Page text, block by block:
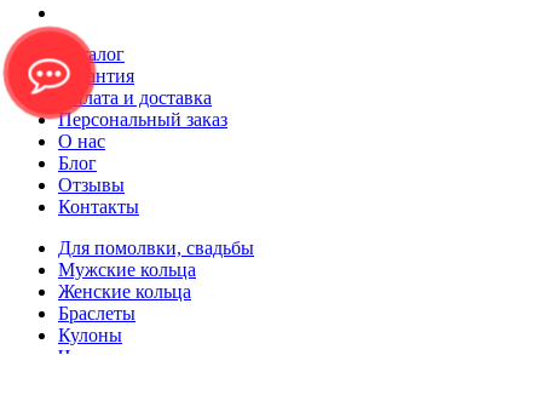
Каталог
Гарантия
Оплата и доставка
Персональный заказ
О нас
Блог
Отзывы
Контакты
Для помолвки, свадьбы
Мужские кольца
Женские кольца
Браслеты
Кулоны
Черепа